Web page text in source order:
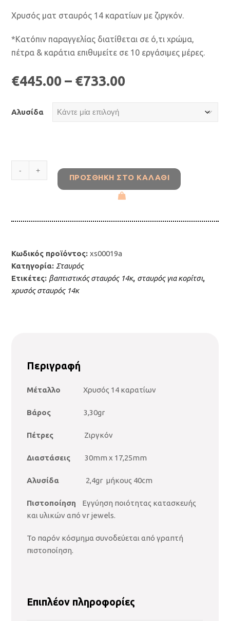
Χρυσός ματ σταυρός 14 καρατίων με ζιργκόν.
*Κατόπιν παραγγελίας διατίθεται σε ό,τι χρώμα,
πέτρα & καράτια επιθυμείτε σε 10 εργάσιμες μέρες.
€445.00 – €733.00
Αλυσίδα
σταυρός
ΠΡΟΣΘΉΚΗ ΣΤΟ ΚΑΛΆΘΙ
Κωδικός προϊόντος:xs00019a
Κατηγορία: Σταυρός
Ετικέτες: βαπτιστικός σταυρός 14κ, σταυρός για κορίτσι,
χρυσός σταυρός 14κ
Περιγραφή
ΜέταλλοΧρυσός 14 καρατίων
Βάρος3,30gr
Πέτρες Ζιργκόν
Διαστάσεις30mm x 17,25mm
Αλυσίδα 2,4gr μήκους 40cm
Πιστοποίηση Εγγύηση ποιότητας κατασκευής
και υλικών από vr jewels.
Το παρόν κόσμημα συνοδεύεται από γραπτή
πιστοποίηση.
Επιπλέον πληροφορίες